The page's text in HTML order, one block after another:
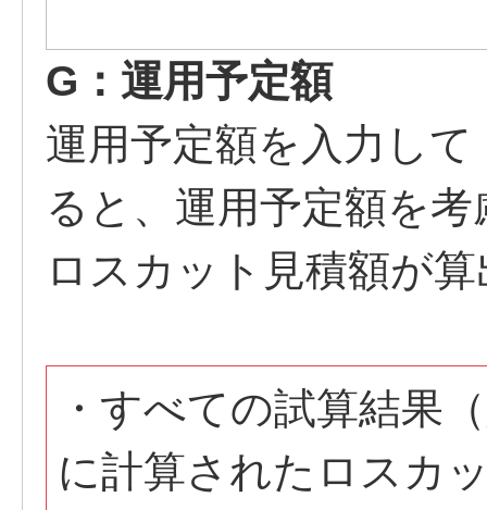
G：運用予定額
運用予定額を入力し
ると、運用予定額を
ロスカット見積額が
・すべての試算結果
に計算されたロスカ